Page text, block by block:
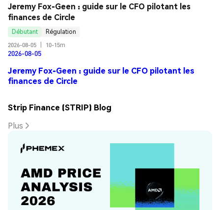
Jeremy Fox-Geen : guide sur le CFO pilotant les
finances de Circle
Débutant
Régulation
2026-08-05
10-15m
2026-08-05
Jeremy Fox-Geen : guide sur le CFO pilotant les
finances de Circle
Strip Finance (STRIP) Blog
Plus